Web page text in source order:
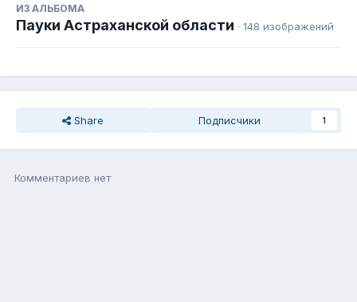
ИЗ АЛЬБОМА
Пауки Астраханской области · 148 изображений
Share Подписчики 1
Комментариев нет